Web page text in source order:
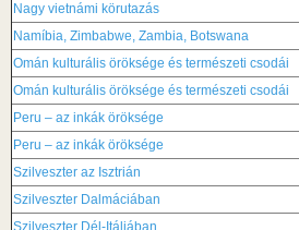
Nagy vietnámi körutazás
Namíbia, Zimbabwe, Zambia, Botswana
Omán kulturális öröksége és természeti csodái
Omán kulturális öröksége és természeti csodái
Peru – az inkák öröksége
Peru – az inkák öröksége
Szilveszter az Isztrián
Szilveszter Dalmáciában
Szilveszter Dél-Itáliában